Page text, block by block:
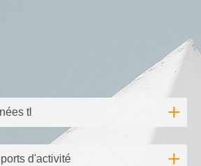
tl
Lire
d'activité